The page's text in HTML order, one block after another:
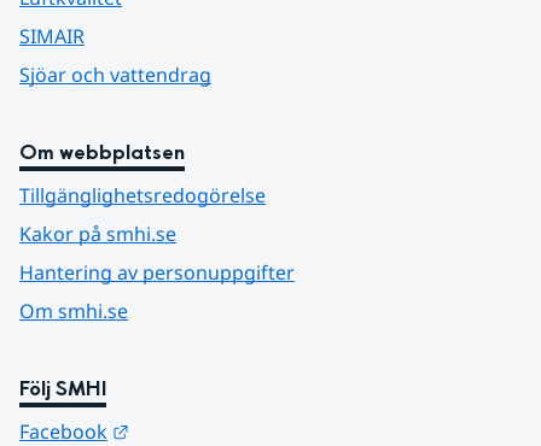
SIMAIR
Sjöar och vattendrag
Om webbplatsen
Tillgänglighetsredogörelse
Kakor på smhi.se
Hantering av personuppgifter
Om smhi.se
Följ SMHI
Facebook